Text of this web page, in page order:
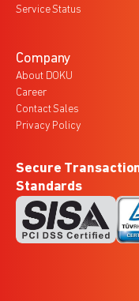
Service Status
Company
About DOKU
Career
Contact Sales
Privacy Policy
Secure
Standards